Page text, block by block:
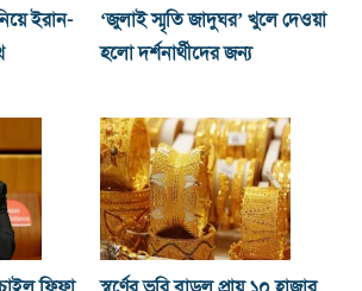
ইরান-
‘জুলাই স্মৃতি জাদুঘর’ খুলে দেওয়া
হলো দর্শনার্থীদের জন্য